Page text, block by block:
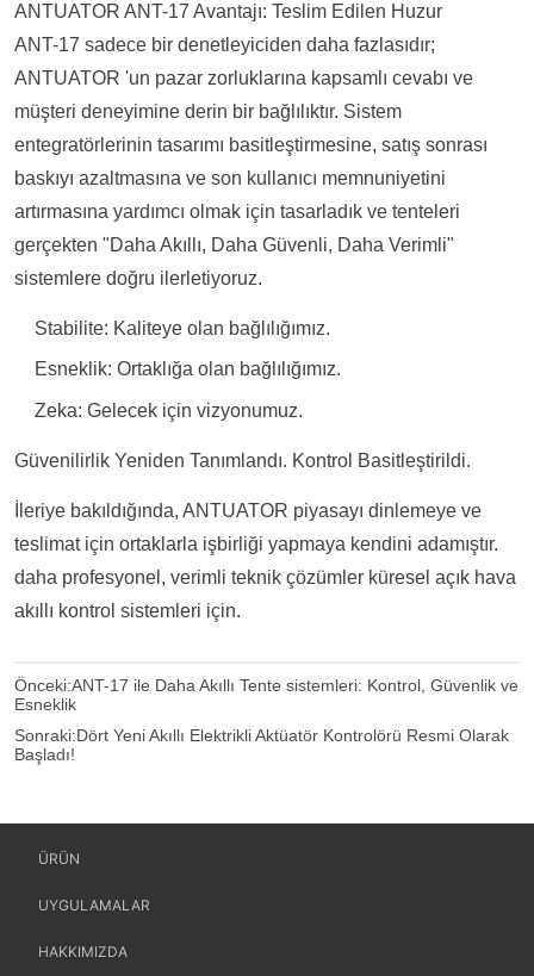
ANTUATOR ANT-17 Avantajı: Teslim Edilen Huzur
ANT-17 sadece bir denetleyiciden daha fazlasıdır;
ANTUATOR 'un pazar zorluklarına kapsamlı cevabı ve
müşteri deneyimine derin bir bağlılıktır. Sistem
entegratörlerinin tasarımı basitleştirmesine, satış sonrası
baskıyı azaltmasına ve son kullanıcı memnuniyetini
artırmasına yardımcı olmak için tasarladık ve tenteleri
gerçekten "Daha Akıllı, Daha Güvenli, Daha Verimli"
sistemlere doğru ilerletiyoruz.
Stabilite: Kaliteye olan bağlılığımız.
Esneklik:Ortaklığa olan bağlılığımız.
Zeka: Gelecek için vizyonumuz.
Güvenilirlik Yeniden Tanımlandı. Kontrol Basitleştirildi.
İleriye bakıldığında, ANTUATOR piyasayı dinlemeye ve
teslimat için ortaklarla işbirliği yapmaya kendini adamıştır.
daha profesyonel, verimli teknik çözümler küresel açık hava
akıllı kontrol sistemleri için.
Önceki:ANT-17 ile Daha Akıllı Tente sistemleri: Kontrol, Güvenlik ve
Esneklik
Sonraki:Dört Yeni Akıllı Elektrikli Aktüatör Kontrolörü Resmi Olarak
Başladı!
ÜRÜN
UYGULAMALAR
HAKKIMIZDA